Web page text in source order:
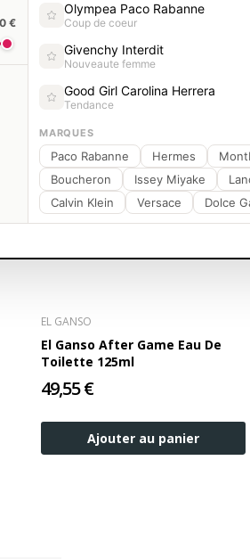
Il y a 4 produits.
EL GANSO
El Ganso After Game Eau De
Toilette 125ml
49,55 €
Ajouter au panier
€
Olympea Paco Rabanne
Coup de coeur
Givenchy Interdit
Nouveaute femme
Good Girl Carolina Herrera
Tendance
MARQUES
Paco Rabanne Hermes
Boucheron
Issey Miyake
Calvin Klein
Versace Dolce